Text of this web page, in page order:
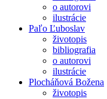
o autorovi
ilustrácie
Paľo Ľuboslav
životopis
bibliografia
o autorovi
ilustrácie
Plocháňová Božena
životopis